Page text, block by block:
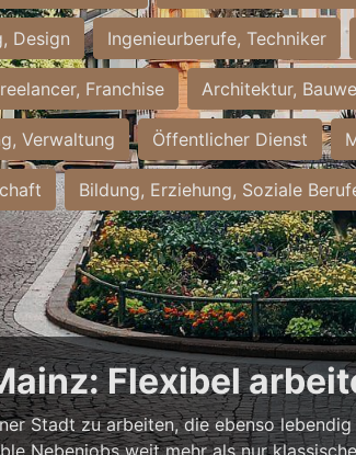
Design Ingenieurberufe, Techniker
Franchise Architektur,
Verwaltung Öffentlicher Dienst
Bildung, Erziehung, Soziale
Flexibel
Stadt zu arbeiten, die ebenso